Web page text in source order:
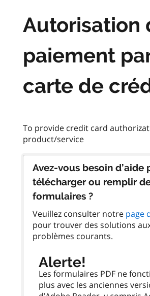
Autorisation
paiement
carte de
To provide credit card
Avez-vous besoin d’aide
télécharger ou remplir
formulaires ?
Veuillez consulter notre page
pour trouver des solutions
problèmes courants.
Alerte!
Les formulaires PDF ne
plus avec les anciennes